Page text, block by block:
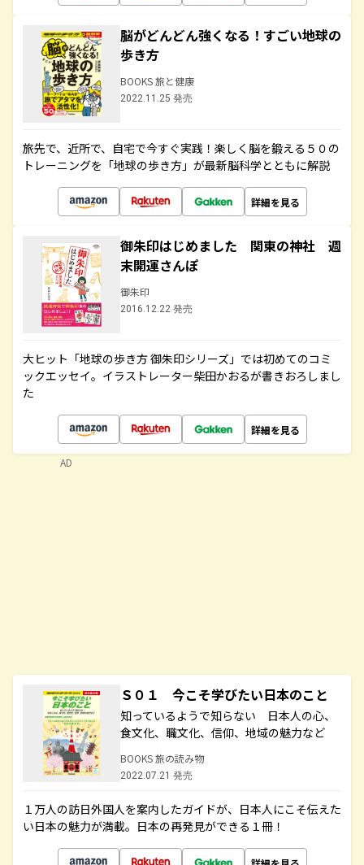
脳がどんどん強くなる！すごい地球の
歩き方
BOOKS 旅と健康
2022.11.25 発売
旅先で、近所で、自宅で今すぐ実践！楽しく脳を鍛える５０の
トレーニングを「地球の歩き方」が最新脳科学とともに解説
詳細を見る
御朱印はじめました 関東の神社 週
末開運さんぽ
御朱印
2016.12.22 発売
大ヒット「地球の歩き方 御朱印シリーズ」では初めてのコミ
ックエッセイ。イラストレーター柴田かおるが書きおろしまし
た
詳細を見る
Ｓ０１ 今こそ学びたい日本のこと
知っているようで知らない 日本人の心、
食文化、職文化、信仰、地域の魅力など
BOOKS 旅の読み物
2022.07.21 発売
１万人の訪日外国人を案内したガイドが、日本人にこそ伝えた
い日本の魅力が満載。日本の再発見ができる１冊！
AD